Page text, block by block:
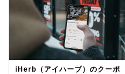
iHerb（アイハーブ）のクーポ